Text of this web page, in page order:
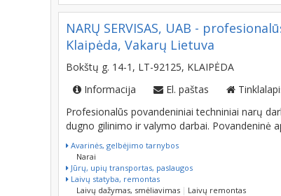
NARŲ SERVISAS, UAB -
Klaipėda, Vakarų Lietuva
Bokštų g. 14-1, LT-92125, KLAIPĖDA
Informacija
El. paštas
Profesionalūs povandeniniai techniniai narų
dugno gilinimo ir valymo darbai. Povandeninė
Avarinės, gelbėjimo tarnybos
Narai
Jūrų, upių transportas, paslaugos
Laivų statyba, remontas
Laivų dažymas, smėliavimas
Laivų remontas